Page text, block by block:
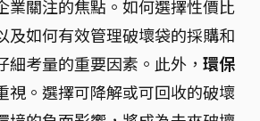
業關注的焦點。如何選擇性價比
及如何有效管理破壞袋的採購和
細考量的重要因素。此外， 環保
視。選擇可降解或可回收的破壞